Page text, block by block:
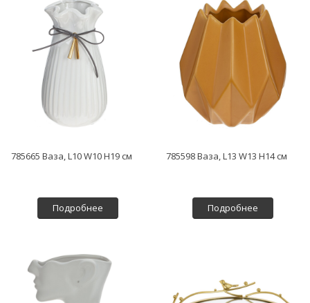
785665 Ваза, L10 W10 H19 см
Подробнее
785598 Ваза, L13 W13 H14 см
Подробнее